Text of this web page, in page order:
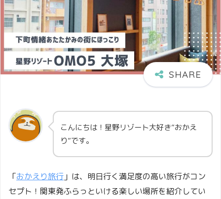
こんにちは！星野リゾート大好き”おかえ
り”です。
「おかえり旅行 」は、明日行く満足度の高い旅行がコン
セプト！関東発ふらっといける楽しい場所を紹介してい